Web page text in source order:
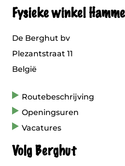
Fysieke winkel Hamme
De Berghut bv
Plezantstraat 11
België
Routebeschrijving
Openingsuren
Vacatures
Volg Berghut